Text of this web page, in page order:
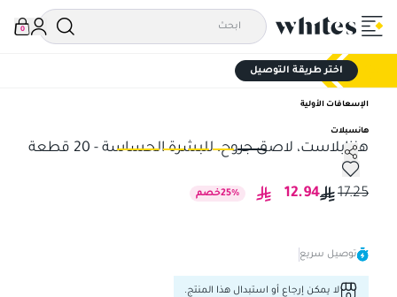
0
اختر طريقة التوصيل
الإسعافات الأولية
هانسبلات
هنزابلاست، لاصق جروح، للبشرة الحساسة - 20 قطعة
هنزابلاست، لاصق جروح، للبشرة الحساسة - 20 قطعة
17.25
12.94
25% خصم
توصيل سريع
لا يمكن إرجاع أو استبدال هذا المنتج.